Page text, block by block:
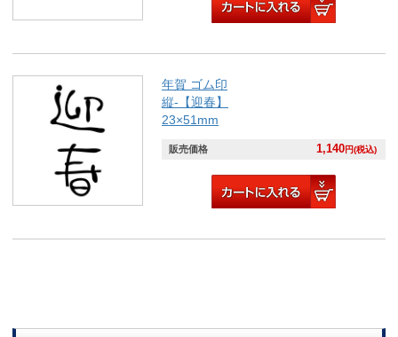
年賀 ゴム印
縦-【迎春】
23×51mm
販売価格 1,140円(税込)